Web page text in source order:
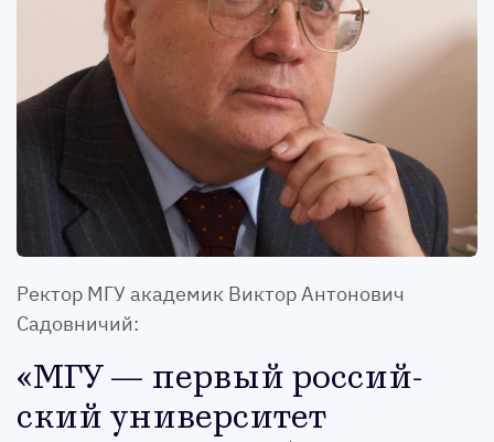
Ректор МГУ академик Виктор Антонович
Садовничий:
МГУ — пер­вый рос­сий­
ский уни­вер­си­тет